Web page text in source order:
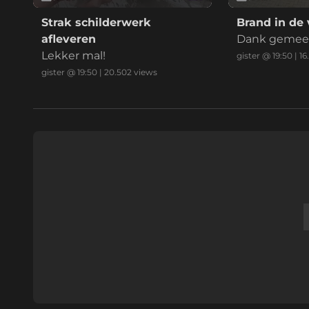
Strak schilderwerk
afleveren
Lekker mal!
gister @ 19:50 | 20.502 views
Brand in de
Dank
niet nu met
gister @ 19:50|